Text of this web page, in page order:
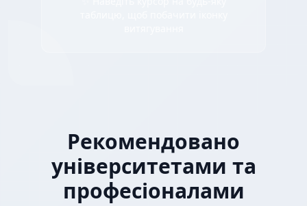
Рекомендовано
університетами та
професіоналами